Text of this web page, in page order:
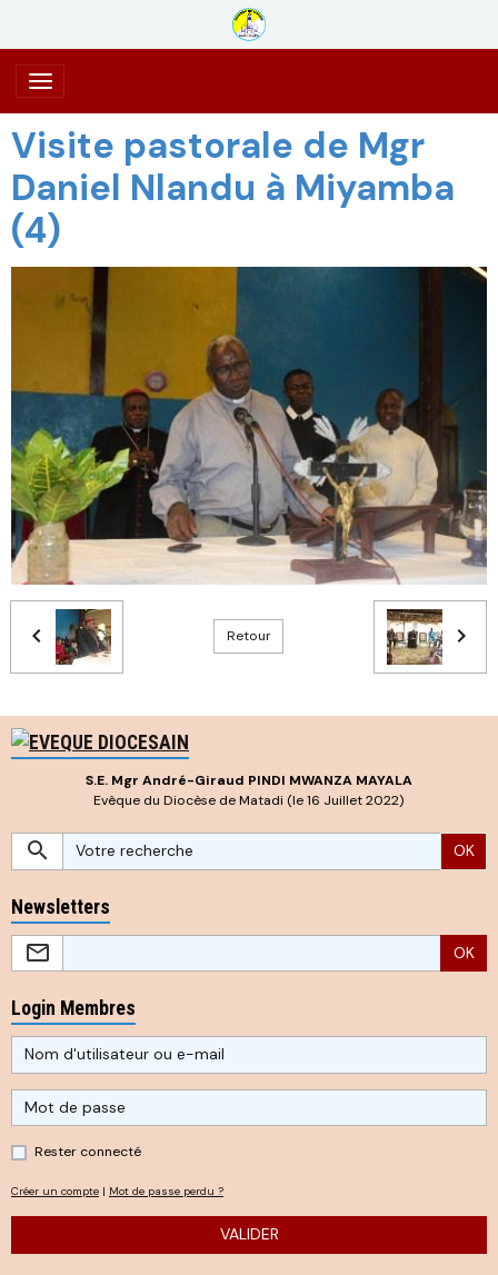
Visite pastorale de Mgr
Daniel Nlandu à Miyamba
(4)
Retour
S.E. Mgr André-Giraud PINDI MWANZA MAYALA
Evêque du Diocèse de Matadi (le 16 Juillet 2022)
OK
Newsletters
OK
Login Membres
Rester connecté
Créer un compte | Mot de passe perdu ?
VALIDER